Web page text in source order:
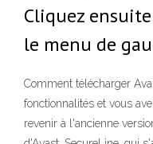
Cliquez
le menu de
Comment télécharger
fonctionnalités et vous
revenir à l'ancienne